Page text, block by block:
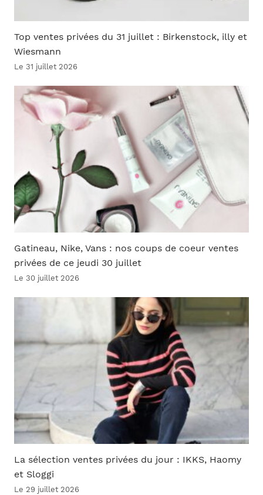
Top ventes privées du 31 juillet : Birkenstock, illy et
Wiesmann
Le 31 juillet 2026
Gatineau, Nike, Vans : nos coups de coeur ventes
privées de ce jeudi 30 juillet
Le 30 juillet 2026
La sélection ventes privées du jour : IKKS, Haomy
et Sloggi
Le 29 juillet 2026